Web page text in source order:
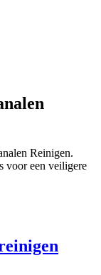
Reinigen.
voor een veiligere